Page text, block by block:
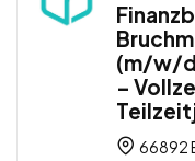
(m/w/
–
66892